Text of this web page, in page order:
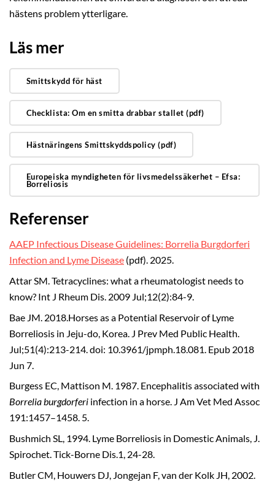
hästens problem ytterligare.
Läs mer
Smittskydd för häst
Checklista: Om en smitta drabbar stallet (pdf)
Hästnäringens Smittskyddspolicy (pdf)
Europeiska myndigheten för livsmedelssäkerhet – Efsa:
Borreliosis
Referenser
AAEP Infectious Disease Guidelines: Borrelia Burgdorferi
Infection and Lyme Disease (pdf). 2025.
Attar SM. Tetracyclines: what a rheumatologist needs to
know? Int J Rheum Dis. 2009 Jul;12(2):84-9.
Bae JM. 2018.Horses as a Potential Reservoir of Lyme
Borreliosis in Jeju-do, Korea. J Prev Med Public Health.
Jul;51(4):213-214. doi: 10.3961/jpmph.18.081. Epub 2018
Jun 7.
Burgess EC, Mattison M. 1987. Encephalitis associated with
Borrelia burgdorferi infection in a horse. J Am Vet Med Assoc
191:1457–1458. 5.
Bushmich SL, 1994. Lyme Borreliosis in Domestic Animals, J.
Spirochet. Tick-Borne Dis.1, 24-28.
Butler CM, Houwers DJ, Jongejan F, van der Kolk JH, 2002.